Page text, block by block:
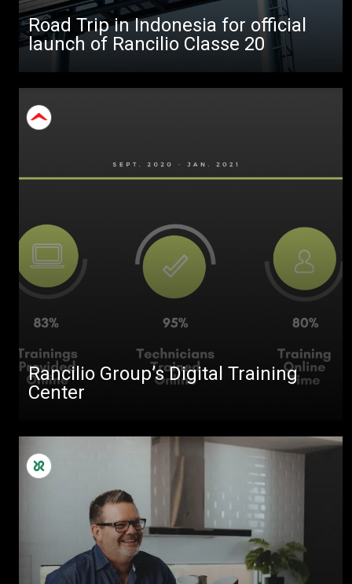
Road Trip in Indonesia for official
launch of Rancilio Classe 20
Rancilio Group’s Digital Training
Center